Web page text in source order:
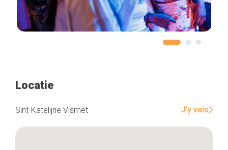
Locatie
Sint-Katelijne Vismet J'y vais